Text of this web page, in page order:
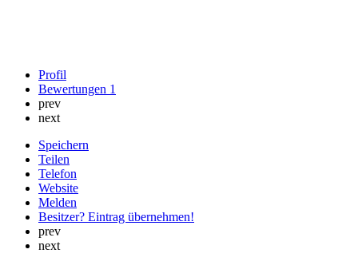
Profil
Bewertungen 1
prev
next
Speichern
Teilen
Telefon
Website
Melden
Besitzer? Eintrag übernehmen!
prev
next